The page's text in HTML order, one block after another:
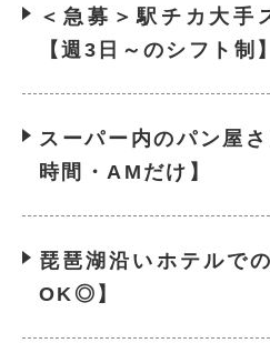
＜急募＞駅チカ大
【週3日～のシフト制】
スーパー内のパン屋
時間・AMだけ】
琵琶湖沿いホテルで
OK◎】